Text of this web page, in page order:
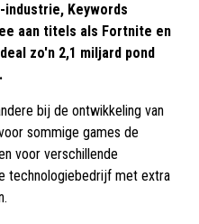
Keywords
aan titels als Fortnite en
zo'n 2,1 miljard pond
bij de ontwikkeling van
sommige games de
voor verschillende
technologiebedrijf met extra